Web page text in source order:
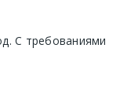
С требованиями